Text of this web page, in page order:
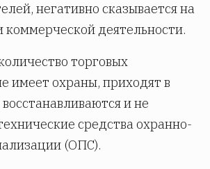
негативно сказывается на
коммерческой деятельности.
торговых
имеет охраны, приходят в
и не
средства охранно-
(ОПС).